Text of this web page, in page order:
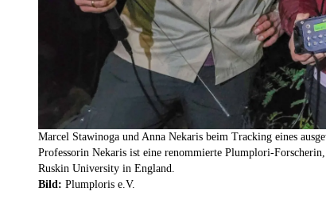
Marcel Stawinoga und Anna Nekaris beim Tracking eines
Professorin Nekaris ist eine renommierte Plumplori-
Ruskin University in England.
Bild: Plumploris e.V.